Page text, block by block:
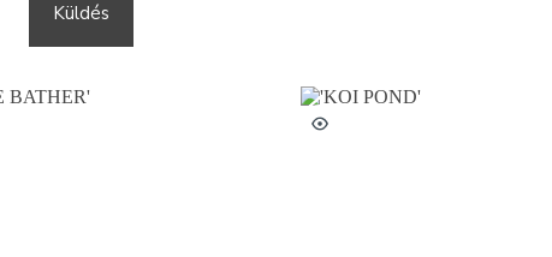
Küldés